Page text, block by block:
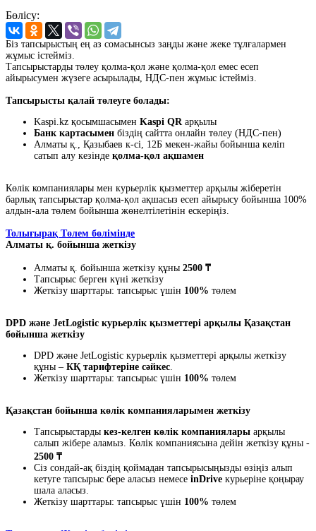
Бөлісу:
Біз тапсырыстың ең аз сомасынсыз заңды және жеке тұлғалармен
жұмыс істейміз.
Тапсырыстарды төлеу қолма-қол және қолма-қол емес есеп
айырысумен жүзеге асырылады, НДС-пен жұмыс істейміз.
Тапсырысты қалай төлеуге болады:
Kaspi.kz қосымшасымен Kaspi QRарқылы
Банк картасымен біздің сайтта онлайн төлеу (НДС-пен)
Алматы қ., Қазыбаев к-сі, 12Б мекен-жайы бойынша келіп
сатып алу кезінде қолма-қол ақшамен
Көлік компаниялары мен курьерлік қызметтер арқылы жіберетін
барлық тапсырыстар қолма-қол ақшасыз есеп айырысу бойынша 100%
алдын-ала төлем бойынша жөнелтілетінін ескеріңіз.
Толығырақ Төлем бөлімінде
Алматы қ. бойынша жеткізу
Алматы қ. бойынша жеткізу құны 2500 ₸
Тапсырыс берген күні жеткізу
Жеткізу шарттары: тапсырыс үшін 100% төлем
DPD және JetLogistic курьерлік қызметтері арқылы Қазақстан
бойынша жеткізу
DPD және JetLogistic курьерлік қызметтері арқылы жеткізу
құны – КҚ тарифтеріне сәйкес.
Жеткізу шарттары: тапсырыс үшін 100% төлем
Қазақстан бойынша көлік компанияларымен жеткізу
Тапсырыстарды кез-келген көлік компаниялары арқылы
салып жібере аламыз. Көлік компаниясына дейін жеткізу құны -
2500 ₸
Сіз сондай-ақ біздің қоймадан тапсырысыңызды өзіңіз алып
кетуге тапсырыс бере аласыз немесе inDrive курьеріне қоңырау
шала аласыз.
Жеткізу шарттары: тапсырыс үшін 100% төлем